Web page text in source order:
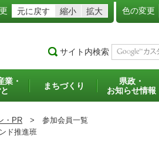
元に戻す 縮小 拡大 色の変更
サイト内検索
業・
まちづくり
県政・
お知らせ情報
・PR > 参加会員一覧
ド推進班